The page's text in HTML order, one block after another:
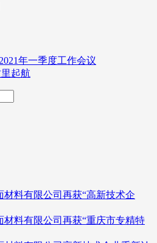
年一季度工作会议
起航
料有限公司再获“高新技术企
材料有限公司再获“重庆市专精特